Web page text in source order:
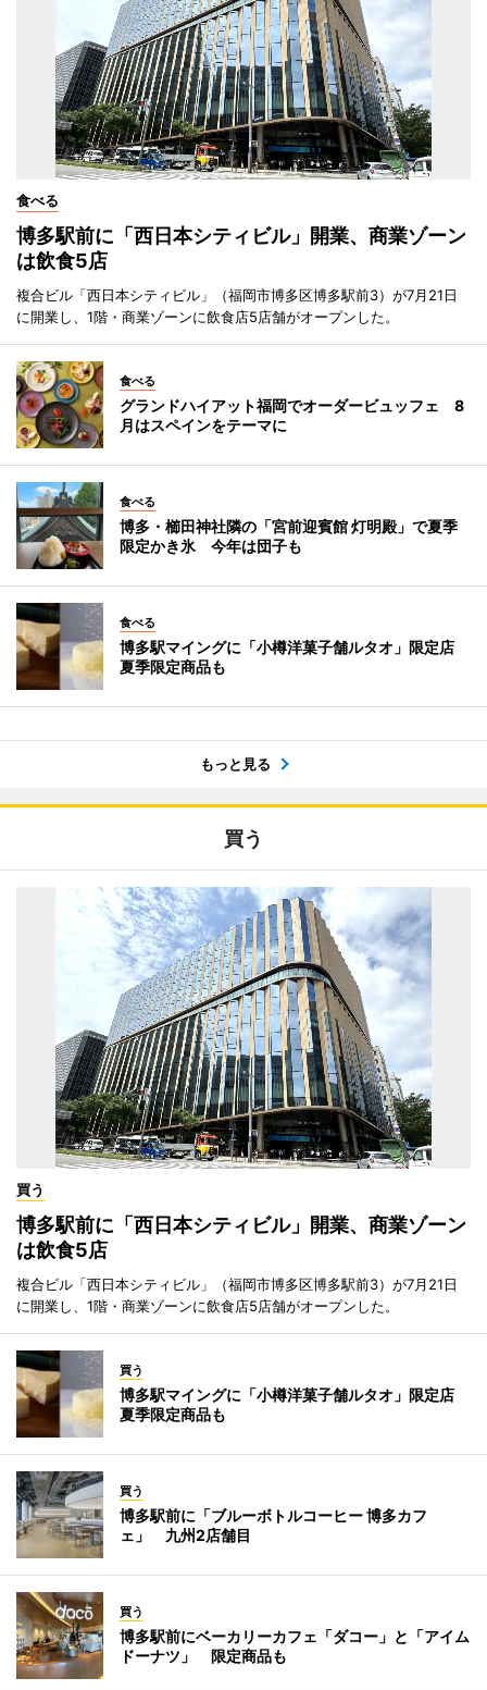
食べる
博多駅前に「西日本シティビル」開業、商業ゾーン
は飲食5店
複合ビル「西日本シティビル」（福岡市博多区博多駅前3）が7月21日
に開業し、1階・商業ゾーンに飲食店5店舗がオープンした。
食べる
グランドハイアット福岡でオーダービュッフェ 8
月はスペインをテーマに
食べる
博多・櫛田神社隣の「宮前迎賓館 灯明殿」で夏季
限定かき氷 今年は団子も
食べる
博多駅マイングに「小樽洋菓子舗ルタオ」限定店
夏季限定商品も
もっと見る
買う
買う
博多駅前に「西日本シティビル」開業、商業ゾーン
は飲食5店
複合ビル「西日本シティビル」（福岡市博多区博多駅前3）が7月21日
に開業し、1階・商業ゾーンに飲食店5店舗がオープンした。
買う
博多駅マイングに「小樽洋菓子舗ルタオ」限定店
夏季限定商品も
買う
博多駅前に「ブルーボトルコーヒー 博多カフ
ェ」 九州2店舗目
買う
博多駅前にベーカリーカフェ「ダコー」と「アイム
ドーナツ」 限定商品も